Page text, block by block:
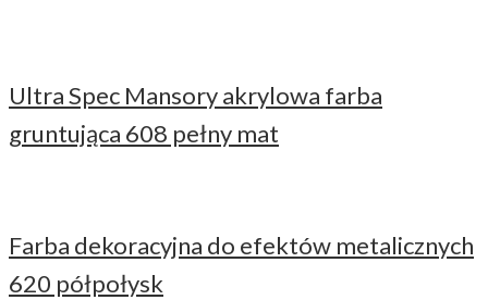
Ultra Spec Mansory akrylowa farba
gruntująca 608 pełny mat
Farba dekoracyjna do efektów metalicznych
620 półpołysk